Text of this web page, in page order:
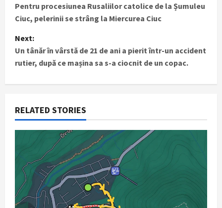
o
s
t
v
i
g
t
Pentru procesiunea Rusaliilor catolice de la Șumuleu
Ciuc, pelerinii se strâng la Miercurea Ciuc
Next:
Un tânăr în vârstă de 21 de ani a pierit într-un accident
rutier, după ce mașina sa s-a ciocnit de un copac.
RELATED STORIES